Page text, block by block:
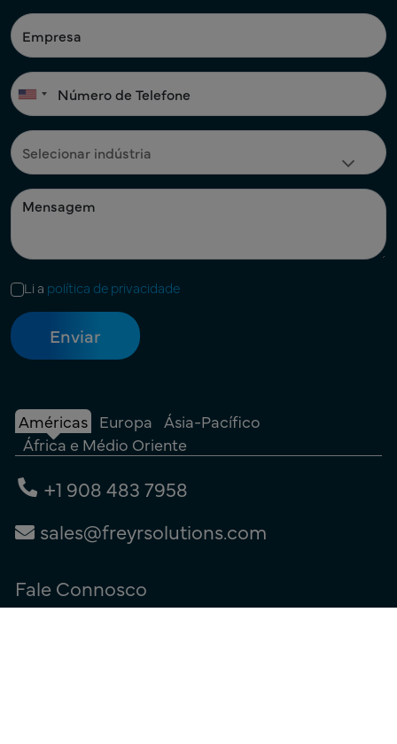
Li a política de privacidade
Américas Europa Ásia-Pacífico
África e Médio Oriente
+1 908 483 7958
sales@freyrsolutions.com
Fale Connosco